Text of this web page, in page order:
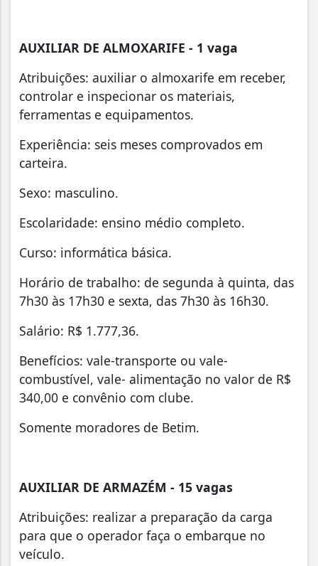
AUXILIAR DE ALMOXARIFE - 1 vaga
Atribuições: auxiliar o almoxarife em receber,
controlar e inspecionar os materiais,
ferramentas e equipamentos.
Experiência: seis meses comprovados em
carteira.
Sexo: masculino.
Escolaridade: ensino médio completo.
Curso: informática básica.
Horário de trabalho: de segunda à quinta, das
7h30 às 17h30 e sexta, das 7h30 às 16h30.
Salário: R$ 1.777,36.
Benefícios: vale-transporte ou vale-
combustível, vale- alimentação no valor de R$
340,00 e convênio com clube.
Somente moradores de Betim.
AUXILIAR DE ARMAZÉM - 15 vagas
Atribuições: realizar a preparação da carga
para que o operador faça o embarque no
veículo.